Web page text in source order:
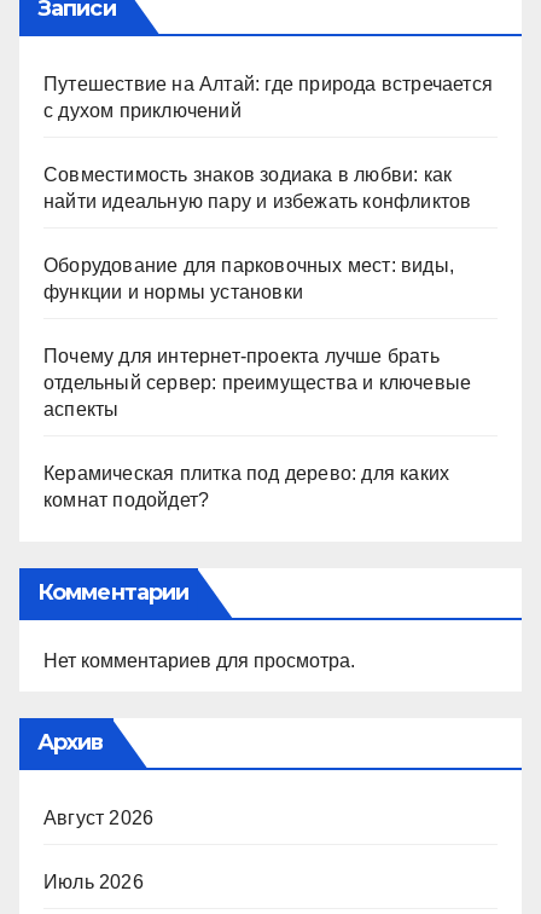
Записи
Путешествие на Алтай: где природа встречается
с духом приключений
Совместимость знаков зодиака в любви: как
найти идеальную пару и избежать конфликтов
Оборудование для парковочных мест: виды,
функции и нормы установки
Почему для интернет-проекта лучше брать
отдельный сервер: преимущества и ключевые
аспекты
Керамическая плитка под дерево: для каких
комнат подойдет?
Комментарии
Нет комментариев для просмотра.
Архив
Август 2026
Июль 2026